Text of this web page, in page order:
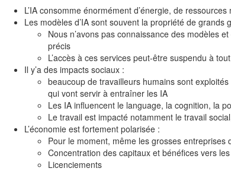
L’IA consomme énormément d’énergie, de
Les modèles d’IA sont souvent la propriété de grands
Nous n’avons pas connaissance des modèles
précis
L’accès à ces services peut-être suspendu à
Il y’a des impacts sociaux :
beaucoup de travailleurs humains sont
qui vont servir à entraîner les IA
Les IA influencent le language, la cognition, la
Le travail est impacté notamment le travail
L’économie est fortement polarisée :
Pour le moment, même les grosses
Concentration des capitaux et bénéfices vers les
Licenciements